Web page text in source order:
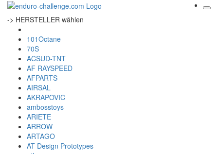
-> HERSTELLER wählen
101Octane
70S
ACSUD-TNT
AF RAYSPEED
AFPARTS
AIRSAL
AKRAPOVIC
ambosstoys
ARIETE
ARROW
ARTAGO
AT Design Prototypes